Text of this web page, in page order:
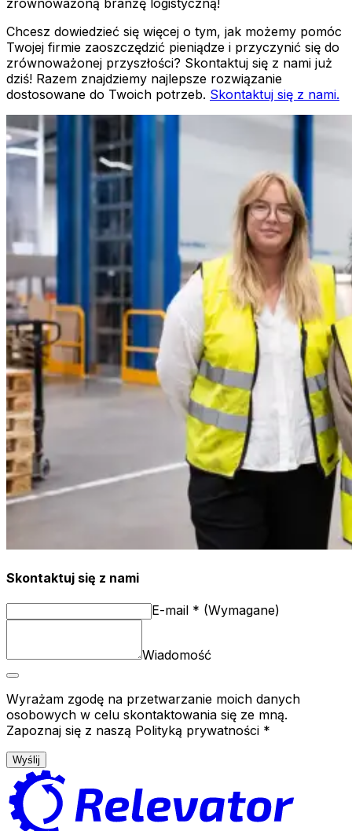
zrównoważoną branżę logistyczną!
Chcesz dowiedzieć się więcej o tym, jak możemy pomóc
Twojej firmie zaoszczędzić pieniądze i przyczynić się do
zrównoważonej przyszłości? Skontaktuj się z nami już
dziś! Razem znajdziemy najlepsze rozwiązanie
dostosowane do Twoich potrzeb. Skontaktuj się z nami.
Skontaktuj się z nami
E-mail * (Wymagane)
Wiadomość
Wyrażam zgodę na przetwarzanie moich danych
osobowych w celu skontaktowania się ze mną.
Zapoznaj się z naszą Polityką prywatności *
Wyślij